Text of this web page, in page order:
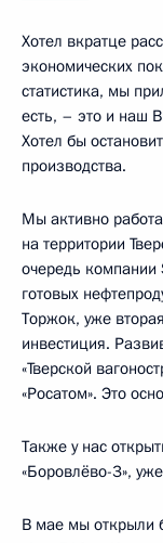
Хотел вкратце
экономических
статистика, мы
есть, – это и наш
Хотел бы
производства.
Мы активно
на территории
очередь компании
готовых
Торжок, уже
инвестиция.
«Тверской
«Росатом». Это
Также у нас
«Боровлёво-3»,
В мае мы открыли